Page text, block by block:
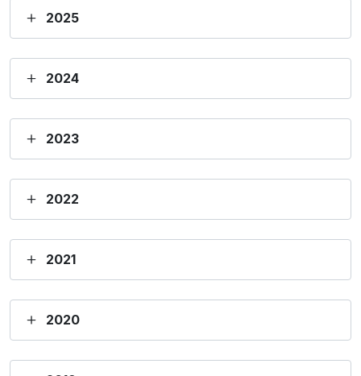
2025
2024
2023
2022
2021
2020